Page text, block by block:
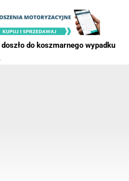
do koszmarnego wypadku